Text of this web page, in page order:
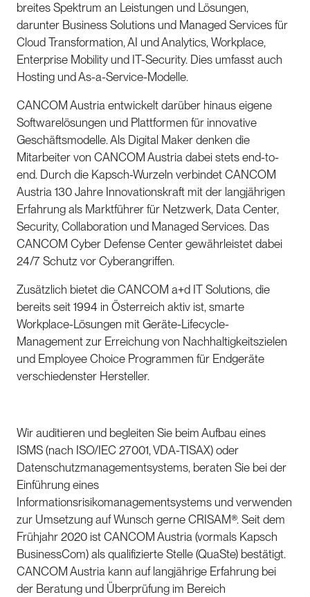
breites Spektrum an Leistungen und Lösungen,
darunter Business Solutions und Managed Services für
Cloud Transformation, AI und Analytics, Workplace,
Enterprise Mobility und IT-Security. Dies umfasst auch
Hosting und As-a-Service-Modelle.
CANCOM Austria entwickelt darüber hinaus eigene
Softwarelösungen und Plattformen für innovative
Geschäftsmodelle. Als Digital Maker denken die
Mitarbeiter von CANCOM Austria dabei stets end-to-
end. Durch die Kapsch-Wurzeln verbindet CANCOM
Austria 130 Jahre Innovationskraft mit der langjährigen
Erfahrung als Marktführer für Netzwerk, Data Center,
Security, Collaboration und Managed Services. Das
CANCOM Cyber Defense Center gewährleistet dabei
24/7 Schutz vor Cyberangriffen.
Zusätzlich bietet die CANCOM a+d IT Solutions, die
bereits seit 1994 in Österreich aktiv ist, smarte
Workplace-Lösungen mit Geräte-Lifecycle-
Management zur Erreichung von Nachhaltigkeitszielen
und Employee Choice Programmen für Endgeräte
verschiedenster Hersteller.
Wir auditieren und begleiten Sie beim Aufbau eines
ISMS (nach ISO/IEC 27001, VDA-TISAX) oder
Datenschutzmanagementsystems, beraten Sie bei der
Einführung eines
Informationsrisikomanagementsystems und verwenden
zur Umsetzung auf Wunsch gerne CRISAM®. Seit dem
Frühjahr 2020 ist CANCOM Austria (vormals Kapsch
BusinessCom) als qualifizierte Stelle (QuaSte) bestätigt.
CANCOM Austria kann auf langjährige Erfahrung bei
der Beratung und Überprüfung im Bereich